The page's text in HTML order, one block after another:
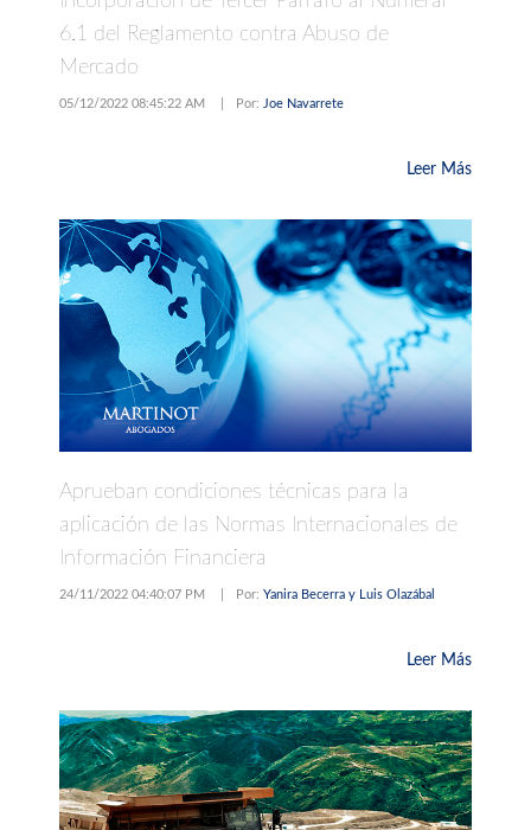
6.1 del Reglamento contra Abuso de
Mercado
05/12/2022 08:45:22 AM Por: Joe Navarrete
Leer Más
Aprueban condiciones técnicas para la
aplicación de las Normas Internacionales de
Información Financiera
24/11/2022 04:40:07 PM Por: Yanira Becerra y Luis Olazábal
Leer Más